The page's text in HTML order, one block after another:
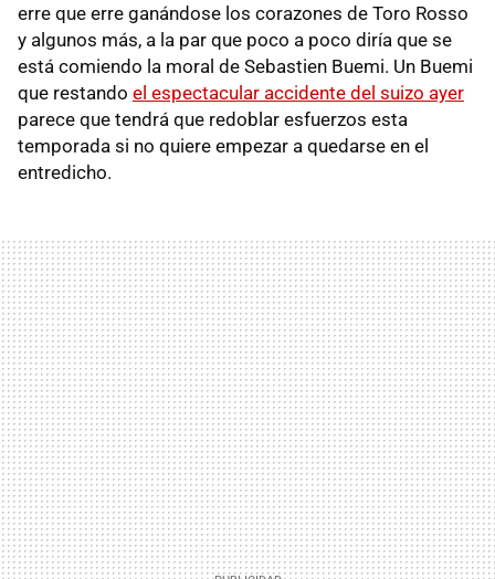
erre que erre ganándose los corazones de Toro Rosso
y algunos más, a la par que poco a poco diría que se
está comiendo la moral de Sebastien Buemi. Un Buemi
que restando el espectacular accidente del suizo ayer
parece que tendrá que redoblar esfuerzos esta
temporada si no quiere empezar a quedarse en el
entredicho.